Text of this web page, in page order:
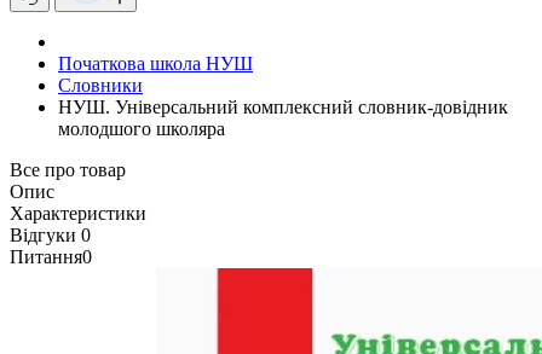
Початкова школа НУШ
Словники
НУШ. Універсальний комплексний словник-довідник
молодшого школяра
Все про товар
Опис
Характеристики
Відгуки 0
Питання0